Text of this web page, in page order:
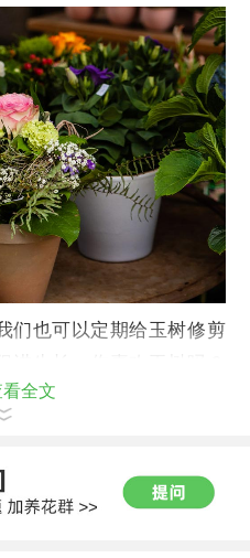
们也可以定期给玉树修剪
？全文